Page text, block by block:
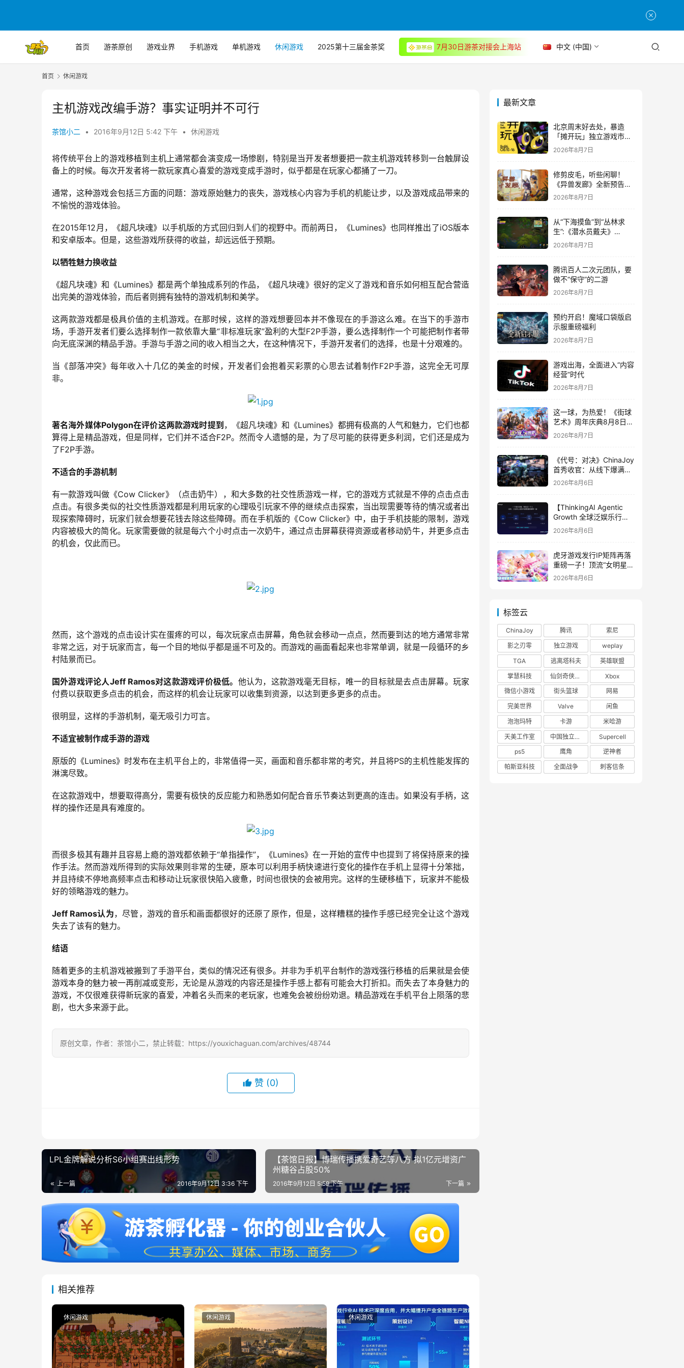
首页 游茶原创 游戏业界 手机游戏 单机游戏 休闲游戏 2025第十三届金茶奖 7月30日游茶对接会上海站 中文 (中国)
首页 休闲游戏
主机游戏改编手游？事实证明并不可行
茶馆小二 • 2016年9月12日 5:42 下午 • 休闲游戏
将传统平台上的游戏移植到主机上通常都会演变成一场惨剧，特别是当开发者想要把一款主机游戏转移到一台触屏设
备上的时候。每次开发者将一款玩家真心喜爱的游戏变成手游时，似乎都是在玩家心都捅了一刀。
通常，这种游戏会包括三方面的问题：游戏原始魅力的丧失，游戏核心内容为手机的机能让步，以及游戏成品带来的
不愉悦的游戏体验。
在2015年12月，《超凡块魂》以手机版的方式回归到人们的视野中。而前两日，《Lumines》也同样推出了iOS版本
和安卓版本。但是，这些游戏所获得的收益，却远远低于预期。
以牺牲魅力换收益
《超凡块魂》和《Lumines》都是两个单独成系列的作品，《超凡块魂》很好的定义了游戏和音乐如何相互配合营造
出完美的游戏体验，而后者则拥有独特的游戏机制和美学。
这两款游戏都是极具价值的主机游戏。在那时候，这样的游戏想要回本并不像现在的手游这么难。在当下的手游市
场，手游开发者们要么选择制作一款依靠大量“非标准玩家”盈利的大型F2P手游，要么选择制作一个可能把制作者带
向无底深渊的精品手游。手游与手游之间的收入相当之大，在这种情况下，手游开发者们的选择，也是十分艰难的。
当《部落冲突》每年收入十几亿的美金的时候，开发者们会抱着买彩票的心思去试着制作F2P手游，这完全无可厚
非。
著名海外媒体Polygon在评价这两款游戏时提到 ，《超凡块魂》和《Lumines》都拥有极高的人气和魅力，它们也都
算得上是精品游戏，但是同样，它们并不适合F2P。然而令人遗憾的是，为了尽可能的获得更多利润，它们还是成为
了F2P手游。
不适合的手游机制
有一款游戏叫做《Cow Clicker》（点击奶牛），和大多数的社交性质游戏一样，它的游戏方式就是不停的点击点击
点击。有很多类似的社交性质游戏都是利用玩家的心理吸引玩家不停的继续点击探索，当出现需要等待的情况或者出
现探索障碍时，玩家们就会想要花钱去除这些障碍。而在手机版的《Cow Clicker》中，由于手机技能的限制，游戏
内容被极大的简化。玩家需要做的就是每六个小时点击一次奶牛，通过点击屏幕获得资源或者移动奶牛，并更多点击
的机会，仅此而已。
然而，这个游戏的点击设计实在蛋疼的可以，每次玩家点击屏幕，角色就会移动一点点，然而要到达的地方通常非常
非常之远，对于玩家而言，每一个目的地似乎都是遥不可及的。而游戏的画面看起来也非常单调，就是一段循环的乡
村陆景而已。
国外游戏评论人Jeff Ramos对这款游戏评价极低。 他认为，这款游戏毫无目标，唯一的目标就是去点击屏幕。玩家
付费以获取更多点击的机会，而这样的机会让玩家可以收集到资源，以达到更多更多的点击。
很明显，这样的手游机制，毫无吸引力可言。
不适宜被制作成手游的游戏
原版的《Lumines》时发布在主机平台上的，非常值得一买，画面和音乐都非常的考究，并且将PS的主机性能发挥的
淋漓尽致。
在这款游戏中，想要取得高分，需要有极快的反应能力和熟悉如何配合音乐节奏达到更高的连击。如果没有手柄，这
样的操作还是具有难度的。
而很多极其有趣并且容易上瘾的游戏都依赖于“单指操作”，《Lumines》在一开始的宣传中也提到了将保持原来的操
作手法。然而游戏所得到的实际效果则非常的生硬，原本可以利用手柄快速进行变化的操作在手机上显得十分笨拙，
并且持续不停地高频率点击和移动让玩家很快陷入疲惫，时间也很快的会被用完。这样的生硬移植下，玩家并不能极
好的领略游戏的魅力。
Jeff Ramos认为，尽管，游戏的音乐和画面都很好的还原了原作，但是，这样糟糕的操作手感已经完全让这个游戏
失去了该有的魅力。
结语
随着更多的主机游戏被搬到了手游平台，类似的情况还有很多。并非为手机平台制作的游戏强行移植的后果就是会使
游戏本身的魅力被一再削减或变形，无论是从游戏的内容还是操作手感上都有可能会大打折扣。而失去了本身魅力的
游戏，不仅很难获得新玩家的喜爱，冲着名头而来的老玩家，也难免会被纷纷劝退。精品游戏在手机平台上陨落的悲
剧，也大多来源于此。
原创文章，作者：茶馆小二，禁止转载：https://youxichaguan.com/archives/48744
赞 (0)
LPL金牌解说分析S6小组赛出线形势
上一篇 2016年9月12日 3:36 下午
【茶馆日报】博瑞传播携爱奇艺等八方 拟1亿元增资广
州糖谷占股50%
下一篇
2016年9月12日 5:59 下午
相关推荐
休闲游戏 休闲游戏 休闲游戏
最新文章
北京周末好去处，暴造
「摊开玩」独立游戏市集
正式开票！
2026年8月7日
修剪皮毛，听些闲聊！
《异兽发廊》全新预告与
Steam免费试玩公开
2026年8月7日
从“下海摸鱼”到“丛林求
生”:《潜水员戴夫》
DLC《丛林》移动端定档
8月14日
2026年8月7日
腾讯百人二次元团队，要
做不“保守”的二游
2026年8月7日
预约开启！魔域口袋版启
示服重磅福利
2026年8月7日
游戏出海，全面进入“内容
经营”时代
2026年8月7日
这一球，为热爱！《街球
艺术》周年庆典8月8日正
式上线，多重福利与全新
内容同步开启
2026年8月7日
《代号：对决》ChinaJoy
首秀收官：从线下爆满看
见玩家的真实期待
2026年8月6日
【ThinkingAI Agentic
Growth 全球泛娱乐行业
峰会】Agent 时代，人到
底负责什么
2026年8月6日
虎牙游戏发行IP矩阵再落
重磅一子！顶流“女明星”
ZANMANG LOOPY 正版
2026年8月6日
标签云
ChinaJoy 腾讯
索尼
影之刃零
独立游戏
weplay
TGA
逃离塔科夫
英雄联盟
掌慧科技
仙剑奇侠传四
Xbox
微信小游戏
街头篮球
网易
完美世界
Valve
闲鱼
泡泡玛特
卡游
米哈游
天美工作室
中国独立游戏联盟
Supercell
ps5
鹰角
逆神者
帕斯亚科技
全面战争 刺客信条